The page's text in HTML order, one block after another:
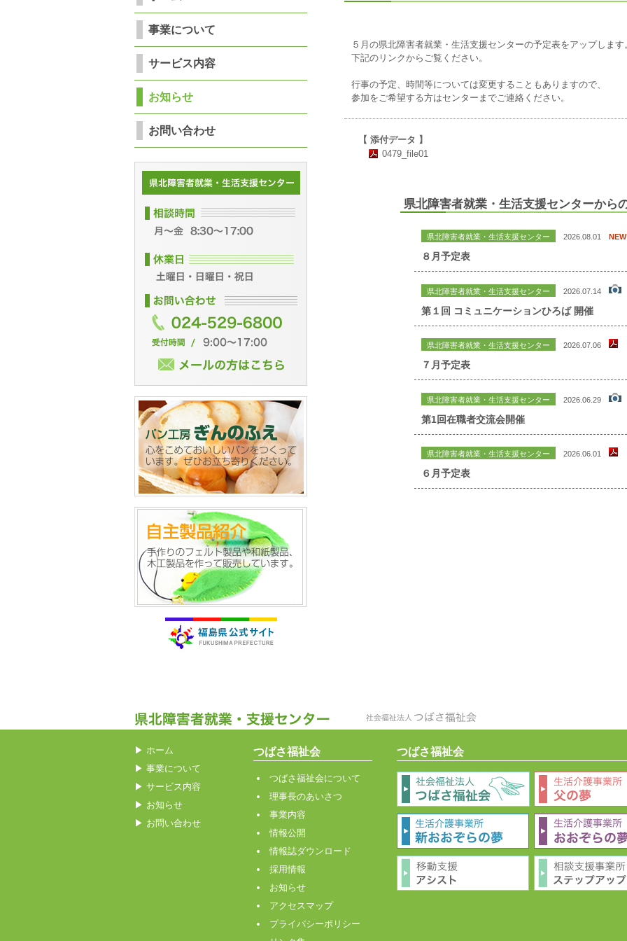
５月の県北障害者就業・生活支援センターの予定表をアップします
下記のリンクからご覧ください。
行事の予定、時間等については変更することもありますので、
参加をご希望する方はセンターまでご連絡ください。
【 添付データ 】
0479_file01
県北障害者就業・生活支援センターから
県北障害者就業・生活支援センター 2026.08.01 NEW
８月予定表
県北障害者就業・生活支援センター 2026.07.14
第１回 コミュニケーションひろば 開催
県北障害者就業・生活支援センター 2026.07.06
７月予定表
県北障害者就業・生活支援センター 2026.06.29
第1回在職者交流会開催
県北障害者就業・生活支援センター 2026.06.01
６月予定表
事業について
サービス内容
お知らせ
お問い合わせ
▶ ホーム
▶ 事業について
▶ サービス内容
▶ お知らせ
▶ お問い合わせ
つばさ福祉会
つばさ福祉会について
理事長のあいさつ
事業内容
情報公開
情報誌ダウンロード
採用情報
お知らせ
アクセスマップ
プライバシーポリシー
つばさ福祉会